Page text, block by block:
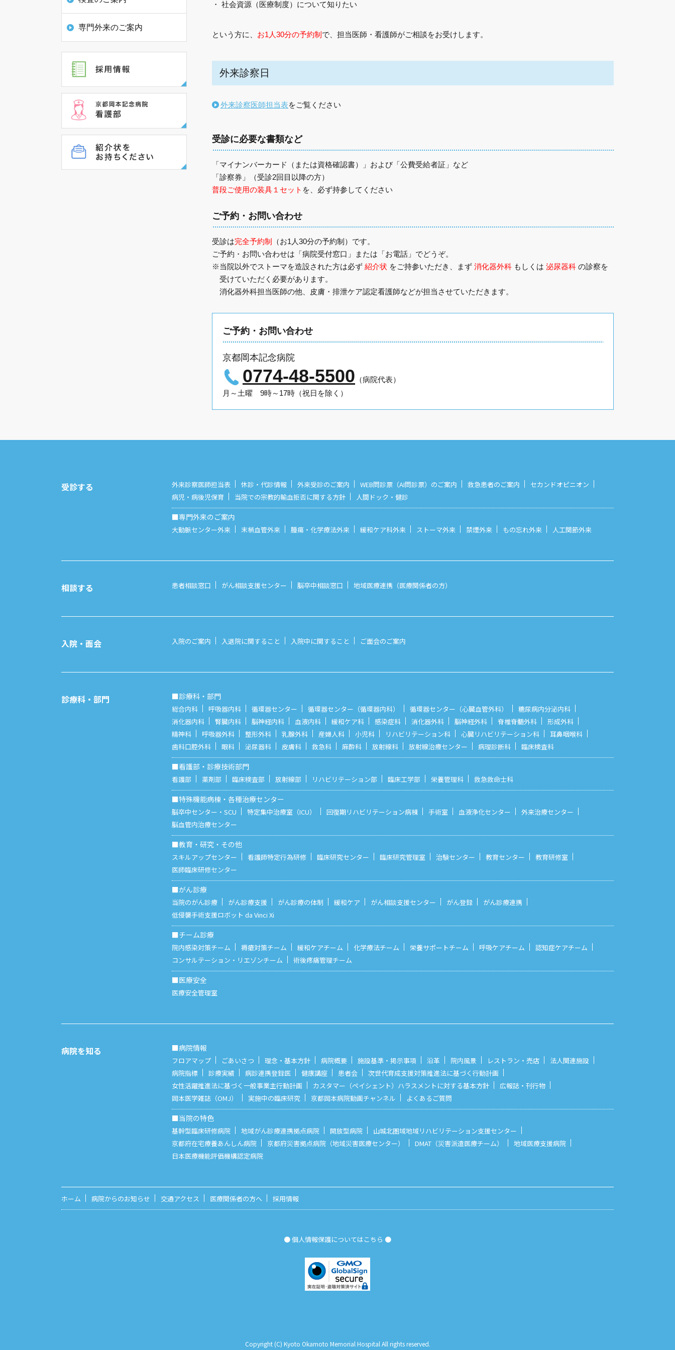
・ 社会資源（医療制度）について知りたい
という方に、 お1人30分の予約制 で、担当医師・看護師がご相談をお受けします。
外来診察日
外来診察医師担当表をご覧ください
受診に必要な書類など
「マイナンバーカード（または資格確認書）」および「公費受給者証」など
「診察券」（受診2回目以降の方）
普段ご使用の装具１セット を、必ず持参してください
ご予約・お問い合わせ
受診は完全予約制
（お1人30分の予約制）です。
ご予約・お問い合わせは「病院受付窓口」または「お電話」でどうぞ。
※当院以外でストーマを造設された方は必ず紹介状 をご持参いただき、まず消化器外科 もしくは泌尿器科 の診察を
受けていただく必要があります。
消化器外科担当医師の他、皮膚・排泄ケア認定看護師などが担当させていただきます。
ご予約・お問い合わせ
京都岡本記念病院
0774-48-5500 （病院代表）
月～土曜 9時～17時（祝日を除く）
専門外来のご案内
受診する 外来診察医師担当表 休診・代診情報 外来受診のご案内 WEB問診票（AI問診票）のご案内 救急患者のご案内
セカンドオピニオン
病児・病後児保育
当院での宗教的輸血拒否に関する方針 人間ドック・健診
■専門外来のご案内
大動脈センター外来 末梢血管外来 腫瘍・化学療法外来 緩和ケア科外来 ストーマ外来 禁煙外来 もの忘れ外来 人工関節外来
相談する 患者相談窓口 がん相談支援センター 脳卒中相談窓口 地域医療連携（医療関係者の方）
入院・面会 入院のご案内 入退院に関すること 入院中に関すること ご面会のご案内
診療科・部門 ■診療科・部門
総合内科 呼吸器内科 循環器センター 循環器センター（循環器内科） 循環器センター（心臓血管外科）
糖尿病内分泌内科
消化器内科
腎臓内科 脳神経内科 血液内科 緩和ケア科 感染症科 消化器外科 脳神経外科 脊椎脊髄外科
形成外科
精神科
呼吸器外科 整形外科 乳腺外科 産婦人科 小児科 リハビリテーション科 心臓リハビリテーション科
耳鼻咽喉科
歯科口腔外科
眼科 泌尿器科 皮膚科 救急科 麻酔科 放射線科 放射線治療センター 病理診断科 臨床検査科
■看護部・診療技術部門
看護部 薬剤部 臨床検査部 放射線部 リハビリテーション部 臨床工学部 栄養管理科 救急救命士科
■特殊機能病棟・各種治療センター
脳卒中センター・SCU 特定集中治療室（ICU） 回復期リハビリテーション病棟 手術室 血液浄化センター
外来治療センター
脳血管内治療センター
■教育・研究・その他
スキルアップセンター 看護師特定行為研修 臨床研究センター 臨床研究管理室 治験センター 教育センター
教育研修室
医師臨床研修センター
■がん診療
当院のがん診療 がん診療支援 がん診療の体制 緩和ケア がん相談支援センター がん登録
がん診療連携
低侵襲手術支援ロボット da Vinci Xi
■チーム診療
院内感染対策チーム 褥瘡対策チーム 緩和ケアチーム 化学療法チーム 栄養サポートチーム 呼吸ケアチーム
認知症ケアチーム
コンサルテーション・リエゾンチーム
術後疼痛管理チーム
■医療安全
医療安全管理室
病院を知る ■病院情報
フロアマップ ごあいさつ 理念・基本方針 病院概要 施設基準・掲示事項 沿革 院内風景 レストラン・売店
法人関連施設
病院指標
診療実績 病診連携登録医 健康講座 患者会
次世代育成支援対策推進法に基づく行動計画
女性活躍推進法に基づく一般事業主行動計画
カスタマー（ペイシェント）ハラスメントに対する基本方針
広報誌・刊行物
岡本医学雑誌（OMJ）
実施中の臨床研究 京都岡本病院動画チャンネル よくあるご質問
■当院の特色
基幹型臨床研修病院 地域がん診療連携拠点病院 開放型病院
山城北圏域地域リハビリテーション支援センター
京都府在宅療養あんしん病院
京都府災害拠点病院（地域災害医療センター） DMAT（災害派遣医療チーム）
地域医療支援病院
日本医療機能評価機構認定病院
ホーム 病院からのお知らせ 交通アクセス 医療関係者の方へ 採用情報
● 個人情報保護についてはこちら ●
Copyright (C) Kyoto Okamoto Memorial Hospital All rights reserved.